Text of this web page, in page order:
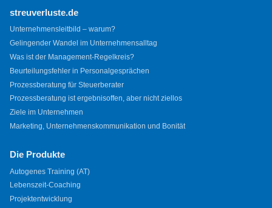
streuverluste.de
Unternehmensleitbild – warum?
Gelingender Wandel im Unternehmensalltag
Was ist der Management-Regelkreis?
Beurteilungsfehler in Personalgesprächen
Prozessberatung für Steuerberater
Prozessberatung ist ergebnisoffen, aber nicht ziellos
Ziele im Unternehmen
Marketing, Unternehmenskommunikation und Bonität
Die Produkte
Autogenes Training (AT)
Lebenszeit-Coaching
Projektentwicklung